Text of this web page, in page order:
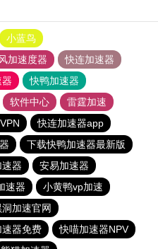
小蓝鸟
加速度器
快连加速器
快鸭加速器
软件中心
雷霆加速
快连加速器app
下载快鸭加速器最新版
器
安易加速器
速器
小黄鸭vp加速
洞加速官网
速器免费
快喵加速器NPV